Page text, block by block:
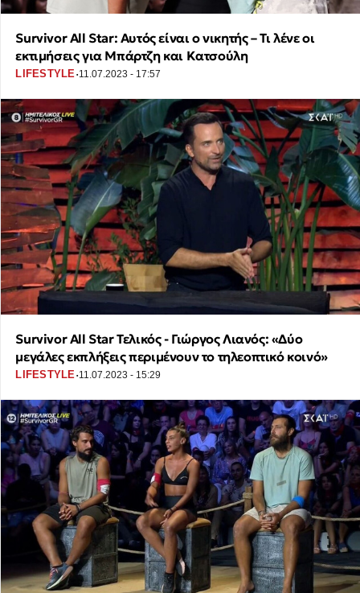
Survivor All Star: Αυτός είναι ο νικητής – Τι λένε οι
εκτιμήσεις για Μπάρτζη και Κατσούλη
LIFESTYLE·11.07.2023 - 17:57
Survivor All Star Τελικός - Γιώργος Λιανός: «Δύο
μεγάλες εκπλήξεις περιμένουν το τηλεοπτικό κοινό»
LIFESTYLE·11.07.2023 - 15:29